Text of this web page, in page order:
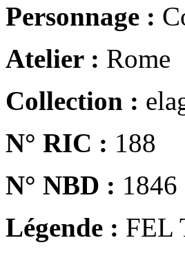
Personnage :
Atelier : Rome
Collection :
N° RIC : 188
N° NBD : 1846
Légende : FEL